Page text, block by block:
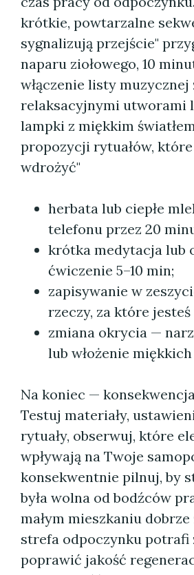
krótkie, powtarzalne
sygnalizują przejście"
naparu ziołowego, 10
włączenie listy muzycznej
relaksacyjnymi utworami
lampki z miękkim
propozycji rytuałów, które
wdrożyć"
herbata lub ciepłe
telefonu przez 20
krótka medytacja lub
ćwiczenie 5–10 min;
zapisywanie w
rzeczy, za które
zmiana okrycia —
lub włożenie
Na koniec —
Testuj materiały,
rytuały, obserwuj, które
wpływają na Twoje
konsekwentnie pilnuj, by
była wolna od bodźców
małym mieszkaniu
strefa odpoczynku potrafi
poprawić jakość